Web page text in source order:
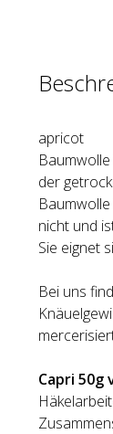
apricot
der
nicht und
Sie eignet
Bei uns
Capri 50g